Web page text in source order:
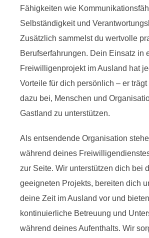
Fähigkeiten wie
Selbständigkeit und
Zusätzlich sammelst du wertvolle
Berufserfahrungen. Dein Einsatz in
Freiwilligenprojekt im Ausland hat
Vorteile für dich persönlich – er
dazu bei, Menschen und
Gastland zu unterstützen.
Als entsendende Organisation
während deines
zur Seite. Wir unterstützen dich bei
geeigneten Projekts, bereiten dich
deine Zeit im Ausland vor und
kontinuierliche Betreuung und
während deines Aufenthalts. Wir